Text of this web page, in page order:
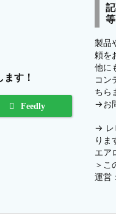
す！
Feedly
等
製品
頼を
他に
コン
ちら
→お
→
りま
エア
＞ こ
運営：